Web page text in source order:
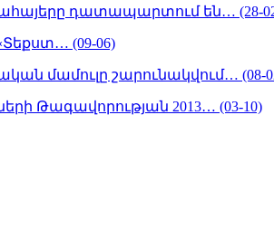
դատապարտում են… (28-
(09-06)
մամուլը շարունակվում… (08-
Թագավորության 2013… (03-10)